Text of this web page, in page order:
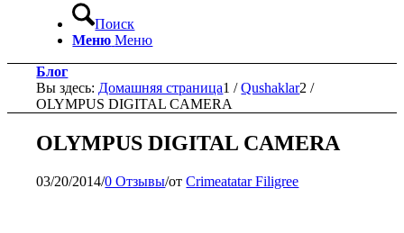
Поиск
Меню Меню
Блог
Вы здесь: Домашняя страница1 / Qushaklar2 /
OLYMPUS DIGITAL CAMERA
OLYMPUS DIGITAL CAMERA
03/20/2014/0 Отзывы/отCrimeatatar Filigree